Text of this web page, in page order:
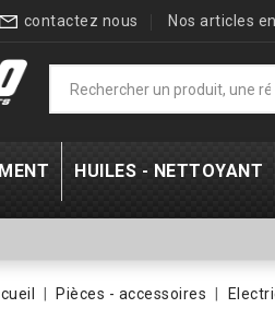
contactez nous Nos articles
HUILES - NETTOYANT
Pièces - accessoires